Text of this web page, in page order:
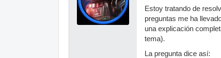
Estoy tratando de
preguntas me ha
una explicación
tema).
La pregunta dice así: